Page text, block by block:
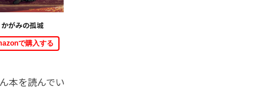
かがみの孤城
で購入する
本を読んでい